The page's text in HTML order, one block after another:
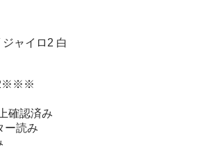
ャイロ2 白
確認済み
ー読み